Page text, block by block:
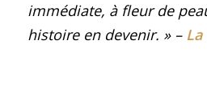
immédiate, à fleur de
histoire en devenir. » – La